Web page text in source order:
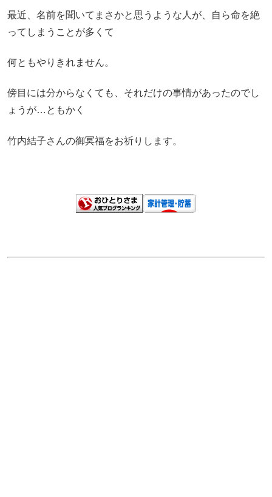
最近、名前を聞いてまさかと思うような人が、自ら命を絶
ってしまうことが多くて
何ともやりきれません。
傍目には分からなくても、それだけの事情があったのでし
ょうが…ともかく
竹内結子さんの御冥福をお祈りします。